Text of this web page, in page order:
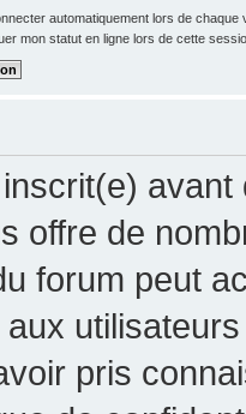
automatiquement lors de chaque
mon statut en ligne lors de cette
avant
offre de
forum peut
pris